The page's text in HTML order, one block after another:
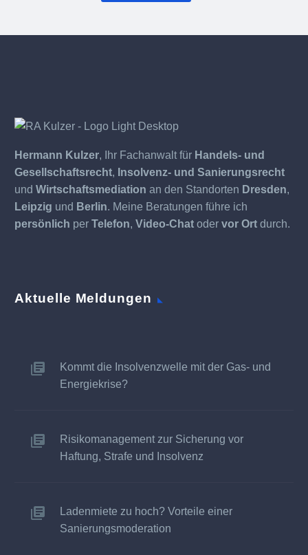
Hermann Kulzer, Ihr Fachanwalt für Handels- und
Gesellschaftsrecht, Insolvenz- und Sanierungsrecht
und Wirtschaftsmediation an den Standorten Dresden,
Leipzig und Berlin. Meine Beratungen führe ich
persönlich per Telefon, Video-Chat oder vor Ort durch.
Aktuelle Meldungen
Kommt die Insolvenzwelle mit der Gas- und
Energiekrise?
Risikomanagement zur Sicherung vor
Haftung, Strafe und Insolvenz
Ladenmiete zu hoch? Vorteile einer
Sanierungsmoderation